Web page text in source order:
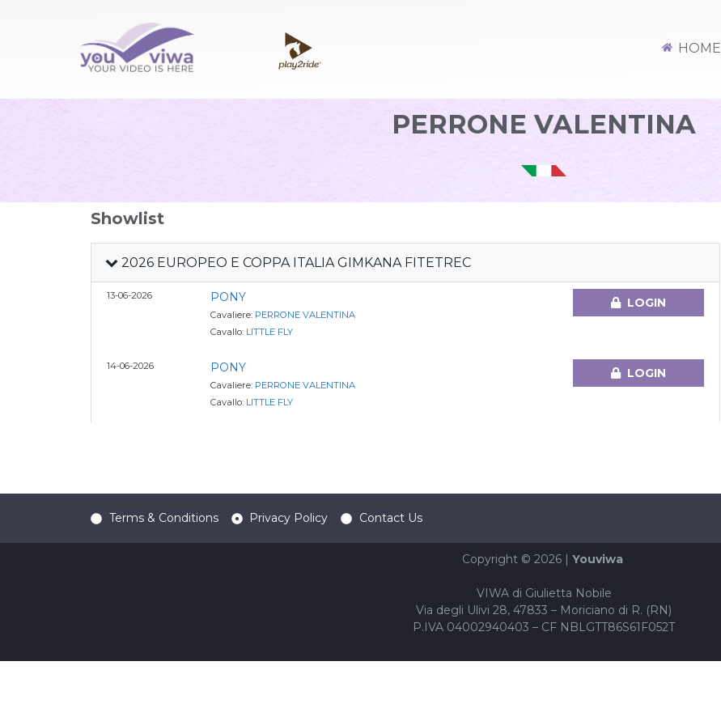
HOME
PERRONE VALENTINA
Showlist
2026 EUROPEO E COPPA ITALIA GIMKANA FITETREC
13-06-2026 PONY
Cavaliere: PERRONE VALENTINA
Cavallo: LITTLE FLY
LOGIN
14-06-2026 PONY
Cavaliere: PERRONE VALENTINA
Cavallo: LITTLE FLY
LOGIN
Terms & Conditions Privacy Policy Contact Us
Copyright © 2026 | Youviwa
VIWA di Giulietta Nobile
Via degli Ulivi 28, 47833 – Moriciano di R. (RN)
P.IVA 04002940403 – CF NBLGTT86S61F052T